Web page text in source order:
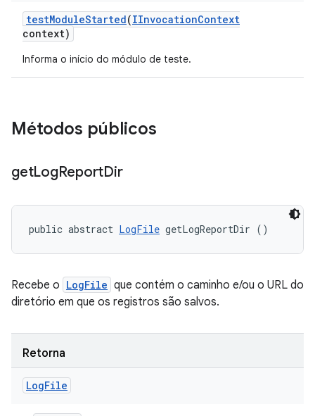
testModuleStarted(IInvocationContext
context)
Informa o início do módulo de teste.
Métodos públicos
getLogReportDir
public abstract LogFile getLogReportDir ()
Recebe o LogFile que contém o caminho e/ou o URL do
diretório em que os registros são salvos.
Retorna
LogFile